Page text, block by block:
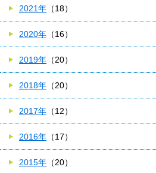
2021年 （18）
2020年 （16）
2019年 （20）
2018年 （20）
2017年 （12）
2016年 （17）
2015年 （20）